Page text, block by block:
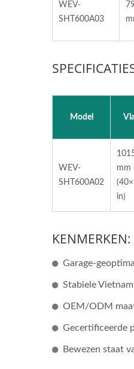
WEV-
SHT600A03
Model
WEV-
SHT600A02
mm
in)
KENMERKEN:
Garage-
Stabiele
OEM/ODM
Gecertificeerde
Bewezen staat